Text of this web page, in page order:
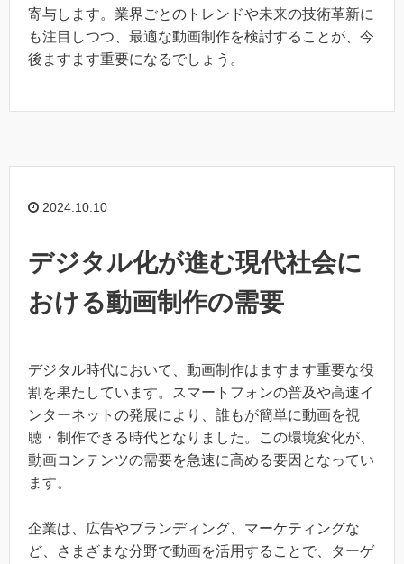
寄与します。業界ごとのトレンドや未来の技術革新に
も注目しつつ、最適な動画制作を検討することが、今
後ますます重要になるでしょう。
2024.10.10
デジタル化が進む現代社会に
おける動画制作の需要
デジタル時代において、動画制作はますます重要な役
割を果たしています。スマートフォンの普及や高速イ
ンターネットの発展により、誰もが簡単に動画を視
聴・制作できる時代となりました。この環境変化が、
動画コンテンツの需要を急速に高める要因となってい
ます。
企業は、広告やブランディング、マーケティングな
ど、さまざまな分野で動画を活用することで、ターゲ